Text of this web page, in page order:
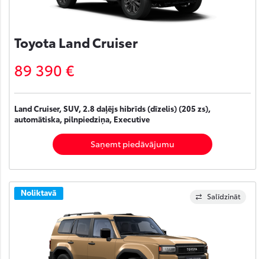
Toyota Land Cruiser
89 390 €
Land Cruiser, SUV, 2.8 daļējs hibrīds (dīzelis) (205 zs),
automātiska, pilnpiedziņa, Executive
Saņemt piedāvājumu
Salīdzināt
Noliktavā